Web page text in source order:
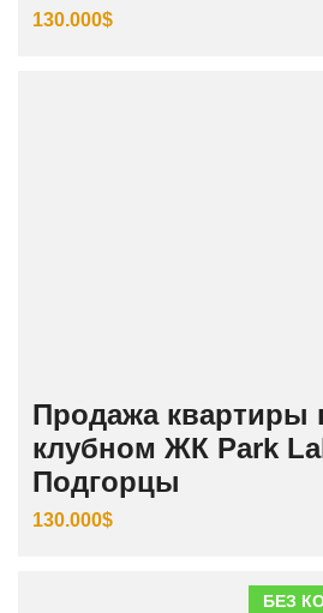
130.000$
Продажа квартиры
клубном ЖК Park
Подгорцы
130.000$
БЕЗ